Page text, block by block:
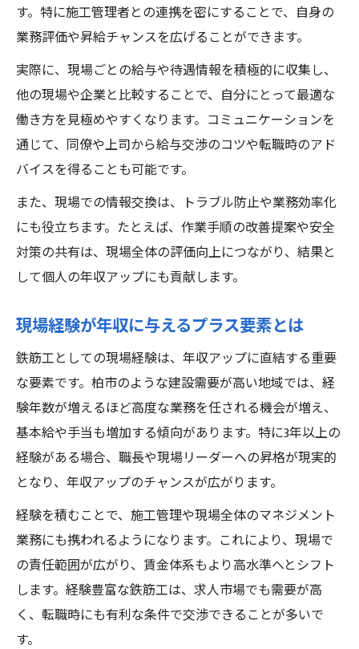
す。特に施工管理者との連携を密にすることで、自身の
業務評価や昇給チャンスを広げることができます。
実際に、現場ごとの給与や待遇情報を積極的に収集し、
他の現場や企業と比較することで、自分にとって最適な
働き方を見極めやすくなります。コミュニケーションを
通じて、同僚や上司から給与交渉のコツや転職時のアド
バイスを得ることも可能です。
また、現場での情報交換は、トラブル防止や業務効率化
にも役立ちます。たとえば、作業手順の改善提案や安全
対策の共有は、現場全体の評価向上につながり、結果と
して個人の年収アップにも貢献します。
現場経験が年収に与えるプラス要素とは
鉄筋工としての現場経験は、年収アップに直結する重要
な要素です。柏市のような建設需要が高い地域では、経
験年数が増えるほど高度な業務を任される機会が増え、
基本給や手当も増加する傾向があります。特に3年以上の
経験がある場合、職長や現場リーダーへの昇格が現実的
となり、年収アップのチャンスが広がります。
経験を積むことで、施工管理や現場全体のマネジメント
業務にも携われるようになります。これにより、現場で
の責任範囲が広がり、賃金体系もより高水準へとシフト
します。経験豊富な鉄筋工は、求人市場でも需要が高
く、転職時にも有利な条件で交渉できることが多いで
す。